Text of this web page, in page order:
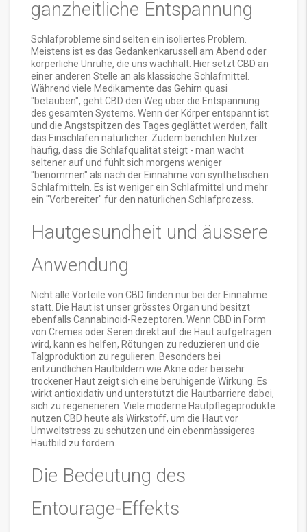
ganzheitliche Entspannung
Schlafprobleme sind selten ein isoliertes Problem.
Meistens ist es das Gedankenkarussell am Abend oder
körperliche Unruhe, die uns wachhält. Hier setzt CBD an
einer anderen Stelle an als klassische Schlafmittel.
Während viele Medikamente das Gehirn quasi
"betäuben", geht CBD den Weg über die Entspannung
des gesamten Systems. Wenn der Körper entspannt ist
und die Angstspitzen des Tages geglättet werden, fällt
das Einschlafen natürlicher. Zudem berichten Nutzer
häufig, dass die Schlafqualität steigt - man wacht
seltener auf und fühlt sich morgens weniger
"benommen" als nach der Einnahme von synthetischen
Schlafmitteln. Es ist weniger ein Schlafmittel und mehr
ein "Vorbereiter" für den natürlichen Schlafprozess.
Hautgesundheit und äussere
Anwendung
Nicht alle Vorteile von CBD finden nur bei der Einnahme
statt. Die Haut ist unser grösstes Organ und besitzt
ebenfalls Cannabinoid-Rezeptoren. Wenn CBD in Form
von Cremes oder Seren direkt auf die Haut aufgetragen
wird, kann es helfen, Rötungen zu reduzieren und die
Talgproduktion zu regulieren. Besonders bei
entzündlichen Hautbildern wie Akne oder bei sehr
trockener Haut zeigt sich eine beruhigende Wirkung. Es
wirkt antioxidativ und unterstützt die Hautbarriere dabei,
sich zu regenerieren. Viele moderne Hautpflegeprodukte
nutzen CBD heute als Wirkstoff, um die Haut vor
Umweltstress zu schützen und ein ebenmässigeres
Hautbild zu fördern.
Die Bedeutung des
Entourage-Effekts